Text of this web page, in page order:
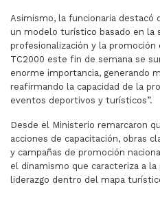
Asimismo, la funcionaria destacó
un modelo turístico basado en la
profesionalización y la
TC2000 este fin de semana se
enorme importancia, generando
reafirmando la capacidad de la
eventos deportivos y turísticos”.
Desde el Ministerio remarcaron
acciones de capacitación, obras
y campañas de promoción
el dinamismo que caracteriza a
liderazgo dentro del mapa